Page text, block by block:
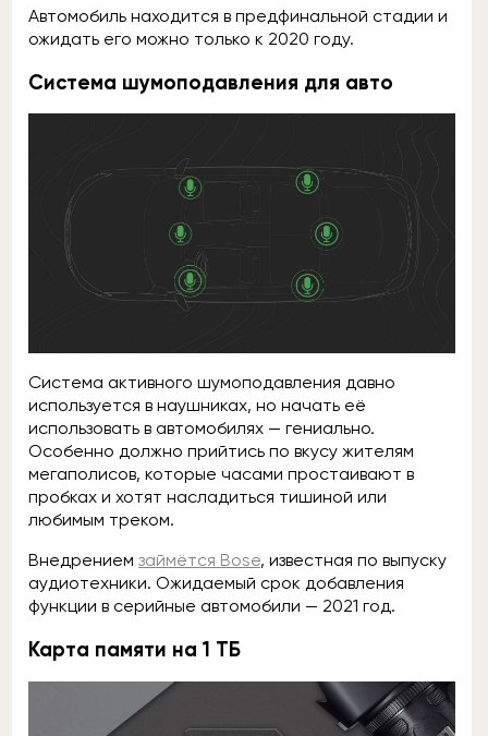
Автомобиль находится в предфинальной стадии и
ожидать его можно только к 2020 году.
Система шумоподавления для авто
Система активного шумоподавления давно
используется в наушниках, но начать её
использовать в автомобилях — гениально.
Особенно должно прийтись по вкусу жителям
мегаполисов, которые часами простаивают в
пробках и хотят насладиться тишиной или
любимым треком.
Внедрением займётся Bose, известная по выпуску
аудиотехники. Ожидаемый срок добавления
функции в серийные автомобили — 2021 год.
Карта памяти на 1 ТБ